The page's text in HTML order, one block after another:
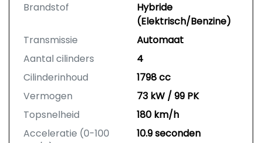
Brandstof
Hybride
(Elektrisch/Benzine)
Transmissie
Automaat
Aantal cilinders
4
Cilinderinhoud
1798 cc
Vermogen
73 kW / 99 PK
Topsnelheid
180 km/h
Acceleratie (0-100
10.9 seconden